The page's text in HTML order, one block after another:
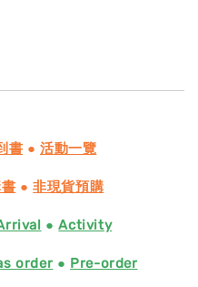
書 ●活動一覽
●非現貨預購
●Activity
order● Pre-order